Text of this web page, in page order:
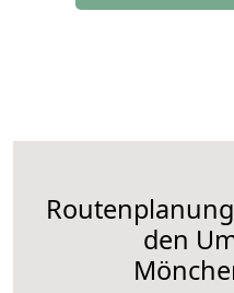
den